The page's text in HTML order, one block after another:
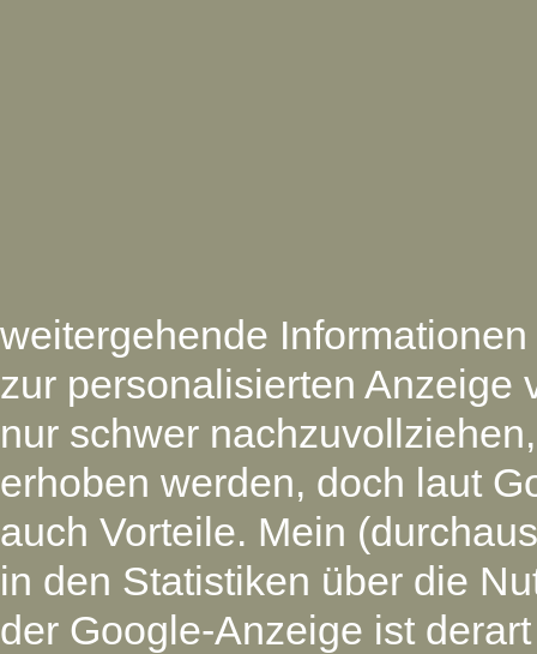
weitergehende
zur personalisierten Anzeige
nur schwer
erhoben werden, doch laut
auch Vorteile. Mein
in den Statistiken über die
der Google-Anzeige ist